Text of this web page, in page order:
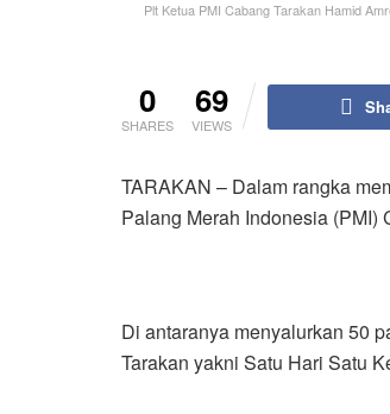
Plt Ketua PMI Cabang Tarakan Hamid
0
SHARES
69
VIEWS
TARAKAN – Dalam rangka
Palang Merah Indonesia (PMI)
Di antaranya menyalurkan 50
Tarakan yakni Satu Hari Satu